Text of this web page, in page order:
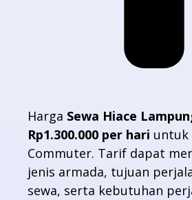
Harga Sewa Hiace
Rp1.300.000 per hari untuk
Commuter. Tarif dapat
jenis armada, tujuan
sewa, serta kebutuhan